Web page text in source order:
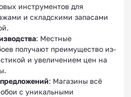
инструментов для
и складскими запасами
: Местные
получают преимущество из-
и увеличением цен на
: Магазины всё
с уникальными